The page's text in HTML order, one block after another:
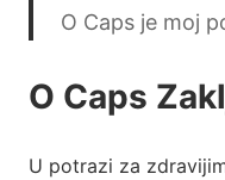
O Caps je moj
O Caps
U potrazi za